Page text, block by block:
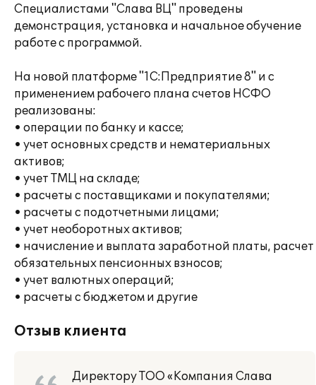
Специалистами "Слава ВЦ" проведены
демонстрация, установка и начальное обучение
работе с программой.
На новой платформе "1С:Предприятие 8" и с
применением рабочего плана счетов НСФО
реализованы:
• операции по банку и кассе;
• учет основных средств и нематериальных
активов;
• учет ТМЦ на складе;
• расчеты с поставщиками и покупателями;
• расчеты с подотчетными лицами;
• учет необоротных активов;
• начисление и выплата заработной платы, расчет
обязательных пенсионных взносов;
• учет валютных операций;
• расчеты с бюджетом и другие
Отзыв клиента
Директору ТОО «Компания Слава